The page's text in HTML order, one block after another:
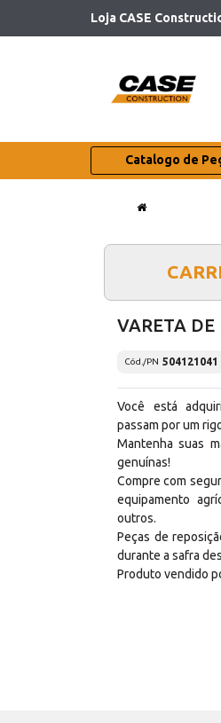
Loja CASE
Catalogo de
VARETA DE
Cód./PN 504121041
Você está
passam por um
Mantenha suas
genuínas!
Compre com
equipamento
outros.
Peças de
durante a safra
Produto vendido